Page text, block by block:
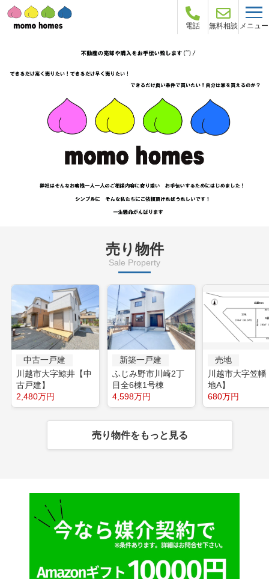
電話 無料相談 メニュー
売り物件
Sale Property
中古一戸建
川越市大字鯨井【中
古戸建】
2,480万円
新築一戸建
ふじみ野市川崎2丁
目全6棟1号棟
4,598万円
売地
川越市大字笠幡
地A】
680万円
売り物件をもっと見る